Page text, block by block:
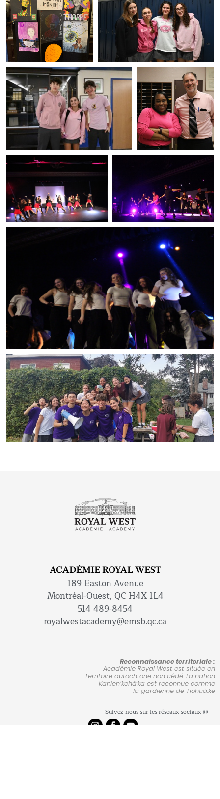
ACADÉMIE ROYAL WEST
189 Easton Avenue
Montréal-Ouest, QC H4X 1L4
514 489-8454
royalwestacademy@emsb.qc.ca
Reconnaissance territoriale :
Académie Royal West est située en
territoire autochtone non cédé. La nation
Kanien’kehá:ka est reconnue comme
la gardienne de Tiohtià:ke
Suivez-nous sur les réseaux sociaux @